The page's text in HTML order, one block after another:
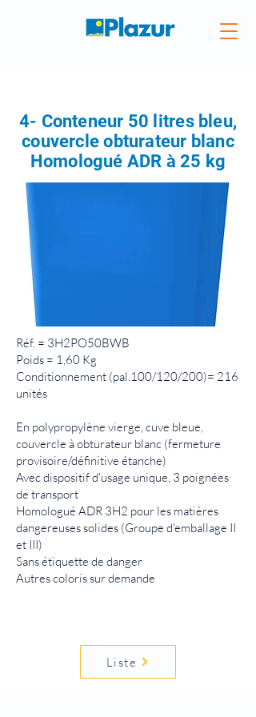
4- Conteneur 50 litres bleu,
couvercle obturateur blanc
Homologué ADR à 25 kg
Réf. = 3H2PO50BWB
Poids = 1,60 Kg
Conditionnement (pal.100/120/200)= 216
unités
En polypropylène vierge, cuve bleue,
couvercle à obturateur blanc (fermeture
provisoire/définitive étanche)
Avec dispositif d'usage unique, 3 poignées
de transport
Homologué ADR 3H2 pour les matières
dangereuses solides (Groupe d'emballage II
et III)
Sans étiquette de danger
Autres coloris sur demande
Liste